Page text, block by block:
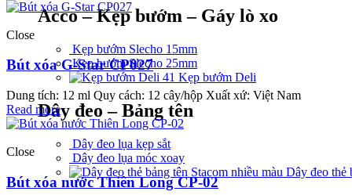
Acco – Kẹp bướm – Gáy lò xo
Kẹp bướm Slecho 15mm
Kẹp bướm Slecho 25mm
Kẹp bướm Deli
Dây đeo – Bảng tên
Dây đeo lụa kẹp sắt
Dây đeo lụa móc xoay
Dây đeo thẻ
Close
Bút xóa G-Star CP027
Dung tích: 12 ml Quy cách: 12 cây/hộp Xuất xứ: Việt Nam
Read more
Close
Bút xóa nước Thiên Long CP-02